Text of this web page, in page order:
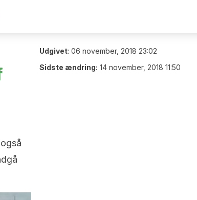
Udgivet: 06 november, 2018 23:02
Sidste ændring: 14 november, 2018 11:50